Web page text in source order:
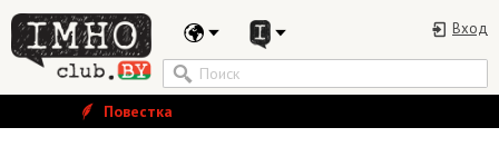
Вход
Повестка